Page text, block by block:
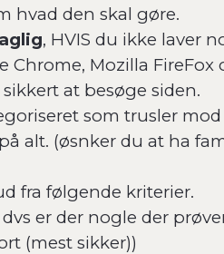
hvad den skal gøre.
, HVIS du ikke laver
Mozilla FireFox
at besøge siden.
som trusler
alt. (øsnker du at ha
fra følgende kriterier.
dvs er der nogle der
(mest sikker))